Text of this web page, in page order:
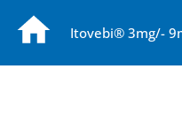
Itovebi® 3mg/-